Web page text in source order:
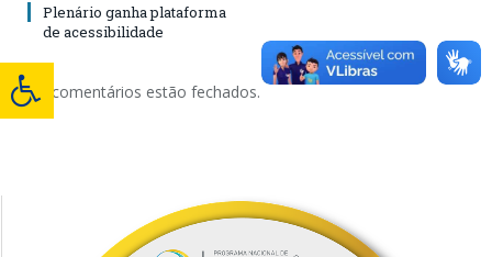
Plenário ganha plataforma
de acessibilidade
Os comentários estão fechados.